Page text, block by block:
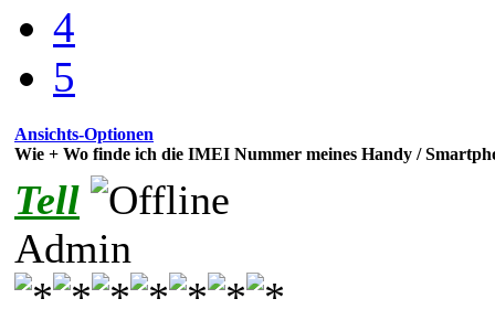
4
5
Ansichts-Optionen
Wie + Wo finde ich die IMEI Nummer meines Handy /
Tell
Admin